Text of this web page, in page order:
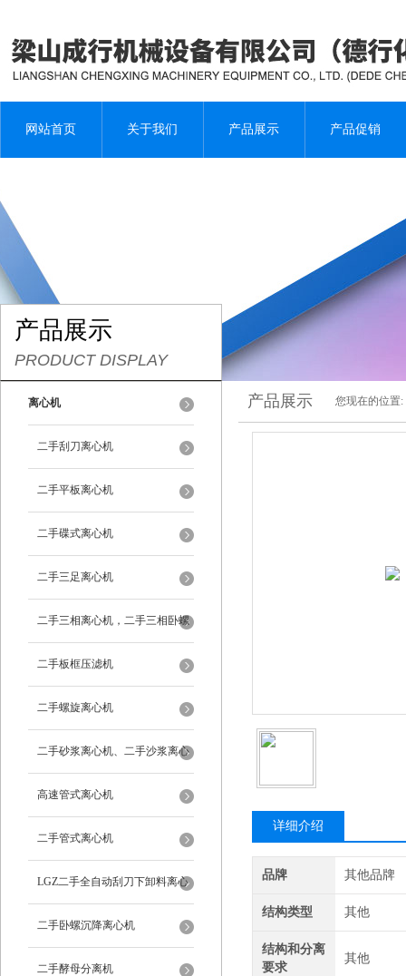
网站首页 关于我们 产品展示 产品促销
产品展示
PRODUCT DISPLAY
离心机
二手刮刀离心机
二手平板离心机
二手碟式离心机
二手三足离心机
二手三相离心机，二手三相卧螺
离心机
二手板框压滤机
二手螺旋离心机
二手砂浆离心机、二手沙浆离心
机
高速管式离心机
二手管式离心机
LGZ二手全自动刮刀下卸料离心
机
二手卧螺沉降离心机
二手酵母分离机
产品展示 您现在的位置:
详细介绍
品牌 其他品牌
结构类型 其他
结构和分离
要求
其他